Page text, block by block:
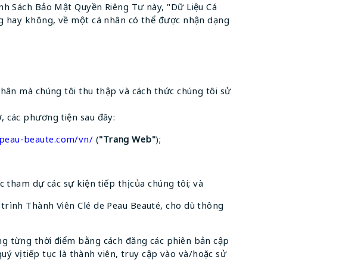
Sách Bảo Mật Quyền Riêng Tư này, "Dữ Liệu Cá
hay không, về một cá nhân có thể được nhận dạng
mà chúng tôi thu thập và cách thức chúng tôi sử
các phương tiện sau đây:
beaute.com/vn/ ("Trang Web");
dự các sự kiện tiếp thị của chúng tôi; và
Thành Viên Clé de Peau Beauté, cho dù thông
từng thời điểm bằng cách đăng các phiên bản cập
vị tiếp tục là thành viên, truy cập vào và/hoặc sử